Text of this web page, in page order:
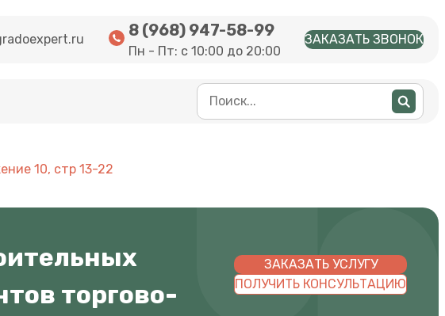
8 (968) 947-58-99
Пн - Пт: с 10:00 до 20:00
ЗАКАЗАТЬ ЗВОНОК
10, стр 13-22
торгово-
ЗАКАЗАТЬ УСЛУГУ
ПОЛУЧИТЬ КОНСУЛЬТАЦИЮ